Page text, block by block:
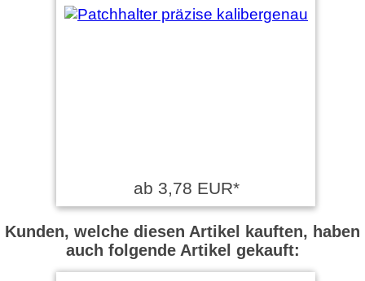
ab 3,78 EUR*
Kunden, welche diesen Artikel kauften, haben
auch folgende Artikel gekauft: